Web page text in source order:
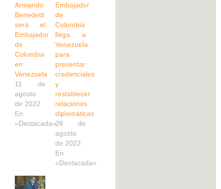
Armando
Benedetti
será el
Embajador
de
Colombia
en
Venezuela
11 de
agosto
de 2022
En
«Destacada»
Embajador
de
Colombia
llega a
Venezuela
para
presentar
credenciales
y
restablecer
relaciones
diplomáticas
28 de
agosto
de 2022
En
«Destacada»